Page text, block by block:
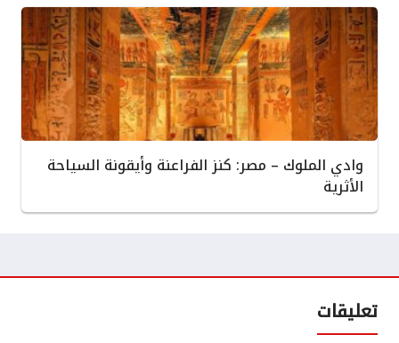
وادي الملوك – مصر: كنز الفراعنة وأيقونة السياحة
الأثرية
تعليقات